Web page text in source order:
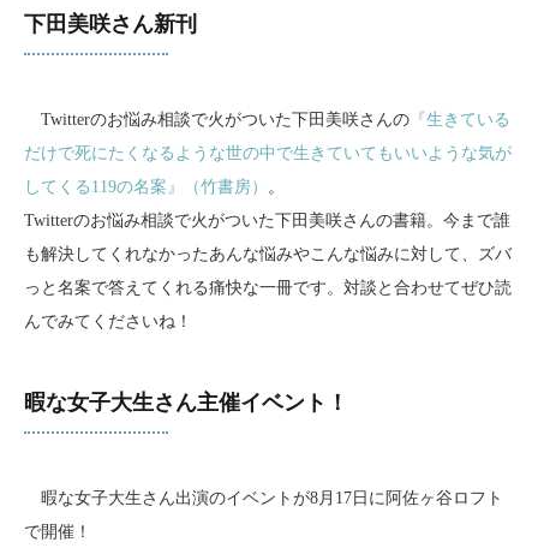
下田美咲さん新刊
Twitterのお悩み相談で火がついた下田美咲さんの 『生きている
だけで死にたくなるような世の中で生きていてもいいような気が
してくる119の名案』（竹書房）
。
Twitterのお悩み相談で火がついた下田美咲さんの書籍。今まで誰
も解決してくれなかったあんな悩みやこんな悩みに対して、ズバ
っと名案で答えてくれる痛快な一冊です。対談と合わせてぜひ読
んでみてくださいね！
暇な女子大生さん主催イベント！
暇な女子大生さん出演のイベントが8月17日に阿佐ヶ谷ロフト
で開催！